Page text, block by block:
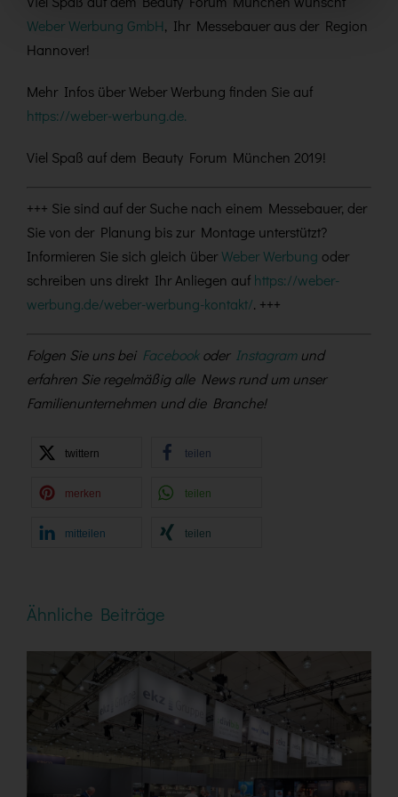
Weber Werbung GmbH, Ihr Messebauer aus der Region
Hannover!
Mehr Infos über Weber Werbung finden Sie auf
https://weber-werbung.de.
Viel Spaß auf dem Beauty Forum München 2019!
+++ Sie sind auf der Suche nach einem Messebauer, der
Sie von der Planung bis zur Montage unterstützt?
Informieren Sie sich gleich überWeber Werbung oder
schreiben uns direkt Ihr Anliegen auf https://weber-
werbung.de/weber-werbung-kontakt/. +++
Folgen Sie uns bei Facebook oder Instagramund
erfahren Sie regelmäßig alle News rund um unser
Familienunternehmen und die Branche!
twittern teilen
merken teilen
mitteilen teilen
Ähnliche Beiträge